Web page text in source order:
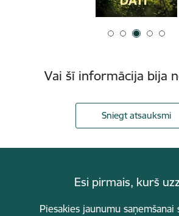
Vai šī informācija bija
Sniegt atsauksmi
Esi pirmais, kurš
Piesakies jaunumu saņemšanai